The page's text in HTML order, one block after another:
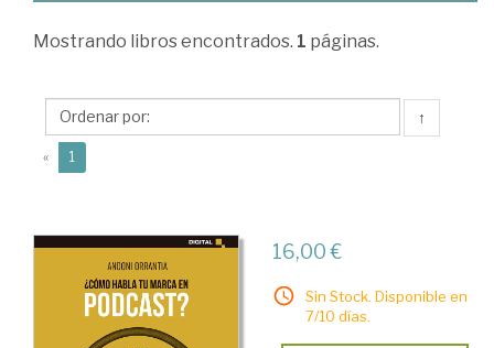
Orrantia,
Mostrando libros encontrados. 1 páginas.
↑
« 1
16,00 €
Sin Stock. Disponible en
7/10 días.